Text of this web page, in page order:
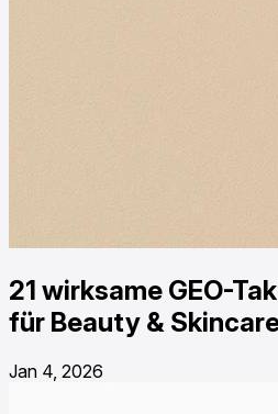
21 wirksame GEO-
für Beauty &
Jan 4, 2026